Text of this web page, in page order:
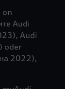
on
Audi
Audi
oder
2022),